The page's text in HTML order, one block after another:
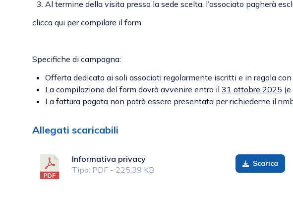
Al termine della visita presso la sede scelta, l’associato pagherà
clicca qui per compilare il form
Specifiche di campagna:
Offerta dedicata ai soli associati regolarmente iscritti e in regola
La compilazione del form dovrà avvenire entro il 31 ottobre 2025
La fattura pagata non potrà essere presentata per richiederne il
Allegati scaricabili
Informativa privacy
Tipo: PDF - 225.39 KB
Scarica